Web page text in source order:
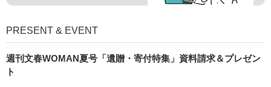
PRESENT & EVENT
週刊文春WOMAN夏号「遺贈・寄付特集」資料請求＆プレゼン
ト